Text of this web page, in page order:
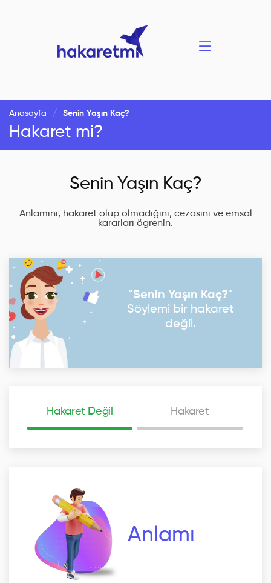
Anasayfa Senin Yaşın Kaç?
Hakaret mi?
Senin Yaşın Kaç?
Anlamını, hakaret olup olmadığını, cezasını ve emsal
kararları ögrenin.
"Senin Yaşın Kaç?"
Söylemi bir hakaret
değil.
Hakaret Değil Hakaret
Anlamı